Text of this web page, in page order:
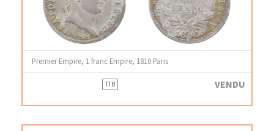
Premier Empire, 1 franc Empire, 1810 Paris
TTB VENDU